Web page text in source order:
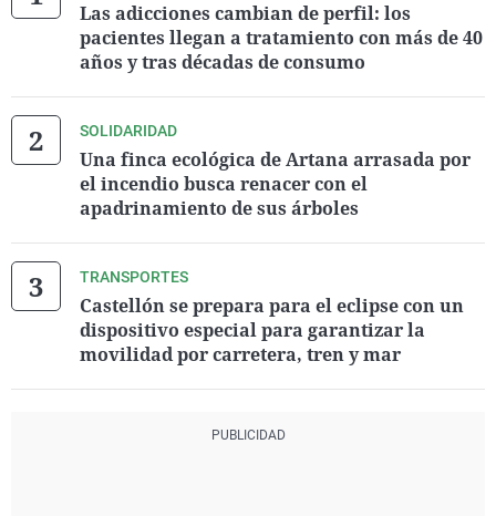
Las adicciones cambian de perfil: los
pacientes llegan a tratamiento con más de 40
años y tras décadas de consumo
SOLIDARIDAD
Una finca ecológica de Artana arrasada por
el incendio busca renacer con el
apadrinamiento de sus árboles
TRANSPORTES
Castellón se prepara para el eclipse con un
dispositivo especial para garantizar la
movilidad por carretera, tren y mar